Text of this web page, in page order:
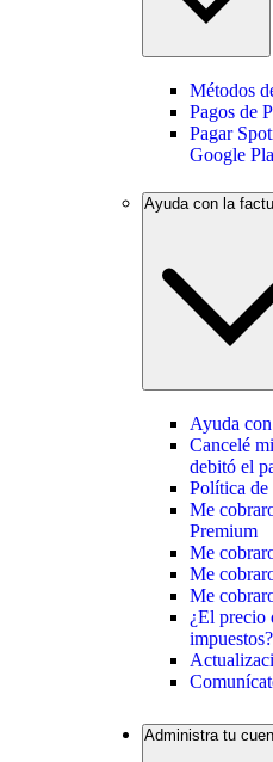
Métodos
Pagos de
Pagar
Google
Ayuda con la
Ayuda
Cancelé
debitó el
Política de
Me
Premium
Me
Me
Me
¿El precio
impuestos?
Administra tu